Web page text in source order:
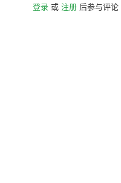
登录 或 注册 后参与评论